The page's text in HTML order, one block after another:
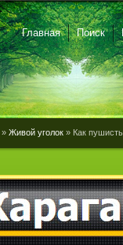
Главная Поиск
» Живой уголок » Как